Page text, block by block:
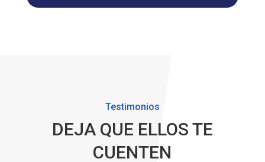
Testimonios
DEJA QUE ELLOS TE
CUENTEN